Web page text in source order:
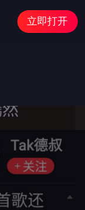
立即打开